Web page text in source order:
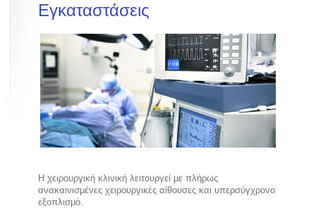
Εγκαταστάσεις
Η χειρουργική κλινική λειτουργεί με πλήρως
ανακαινισμένες χειρουργικές αίθουσες και υπερσύγχρονο
εξοπλισμό.